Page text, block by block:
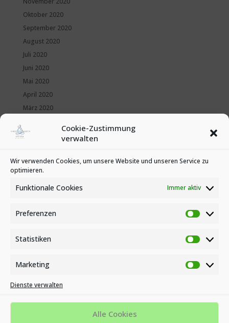
Cookie-Zustimmung
verwalten
Wir verwenden Cookies, um unsere Website und unseren Service zu
optimieren.
Funktionale Cookies Immer aktiv
Preferenzen
Statistiken
Marketing
Marketing
Dienste verwalten
Alle Cookies
Oktober 2020
September 2020
August 2020
Juli 2020
Juni 2020
Mai 2020
April 2020
März 2020
Januar 2020
Kategorien
News
Veranstaltungen